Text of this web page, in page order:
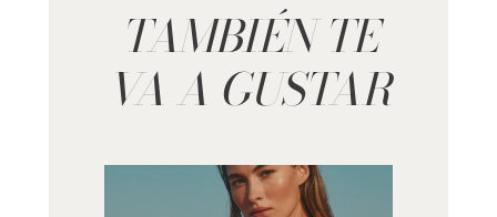
TAMBIÉN TE
VA A GUSTAR